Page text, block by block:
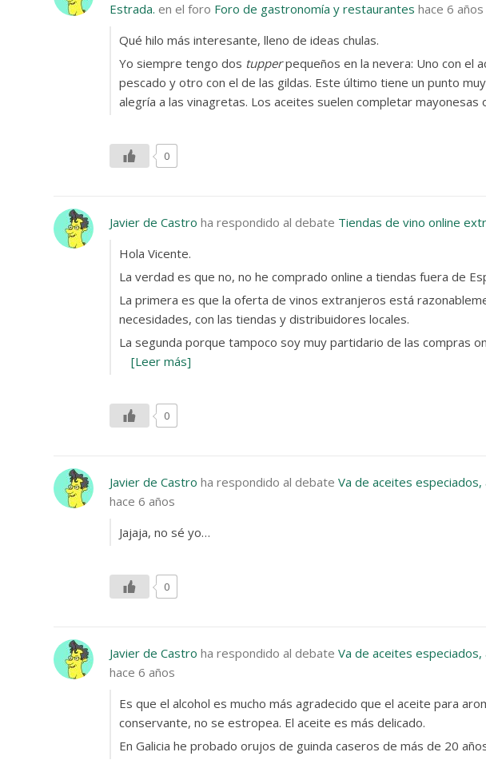
Estrada. en el foro Foro de gastronomía y restaurantes hace 6 años
Qué hilo más interesante, lleno de ideas chulas.
Yo siempre tengo dos tupperpequeños en la nevera: Uno con el
pescado y otro con el de las gildas. Este último tiene un punto
alegría a las vinagretas. Los aceites suelen completar mayonesas
0
Javier de Castro ha respondido al debate Tiendas de vino online
Hola Vicente.
La verdad es que no, no he comprado online a tiendas fuera de
La primera es que la oferta de vinos extranjeros está
necesidades, con las tiendas y distribuidores locales.
La segunda porque tampoco soy muy partidario de las compras
[Leer más]
0
Javier de Castro ha respondido al debateVa de aceites especiados,
hace 6 años
Jajaja, no sé yo…
0
Javier de Castro ha respondido al debateVa de aceites especiados,
hace 6 años
Es que el alcohol es mucho más agradecido que el aceite para
conservante, no se estropea. El aceite es más delicado.
En Galicia he probado orujos de guinda caseros de más de 20